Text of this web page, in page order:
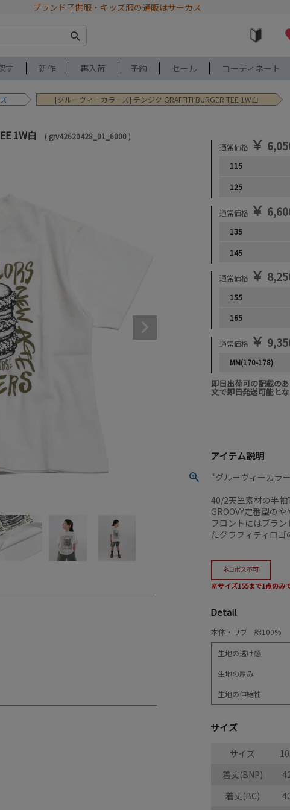
ブランド子供服・キッズ服の通販はサーカス
す 新作 再入荷 予約 セール コーディネート
[グルーヴィーカラーズ] テンジク GRAFFITI BURGER TEE 1W白
1W白 grv42620428_01_6000
通常価格 ￥
115
125
通常価格 ￥
135
145
通常価格 ￥
155
165
通常価格 ￥
MM(170-178)
即日出荷可の記載の
文で即日発送可能とな
アイテム説明
“グルーヴィーカラ
40/2天竺素材の半袖
GROOVY定番型の
フロントにはブラ
たグラフィティロゴ
※サイズ155まで1点のみ
Detail
本体・リブ 綿100%
生地の透け感
生地の厚み
生地の伸縮性
サイズ
サイズ
着丈(BNP)
着丈(BC)